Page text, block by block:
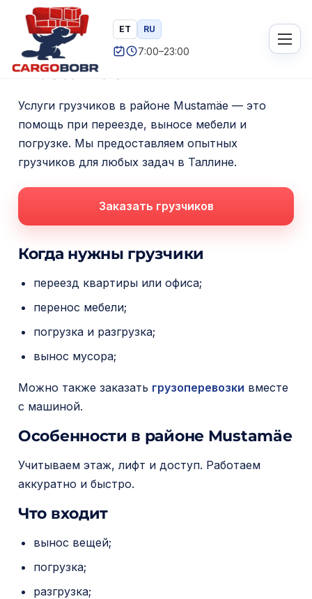
ET RU
7:00–23:00
Главная/ Услуги грузчиков Mustamäe
Услуги грузчиков
Mustamäe
Услуги грузчиков в районе Mustamäe — это
помощь при переезде, выносе мебели и
погрузке. Мы предоставляем опытных
грузчиков для любых задач в Таллине.
Заказать грузчиков
Когда нужны грузчики
переезд квартиры или офиса;
перенос мебели;
погрузка и разгрузка;
вынос мусора;
Можно также заказать грузоперевозки вместе
с машиной.
Особенности в районе Mustamäe
Учитываем этаж, лифт и доступ. Работаем
аккуратно и быстро.
Что входит
вынос вещей;
погрузка;
разгрузка;